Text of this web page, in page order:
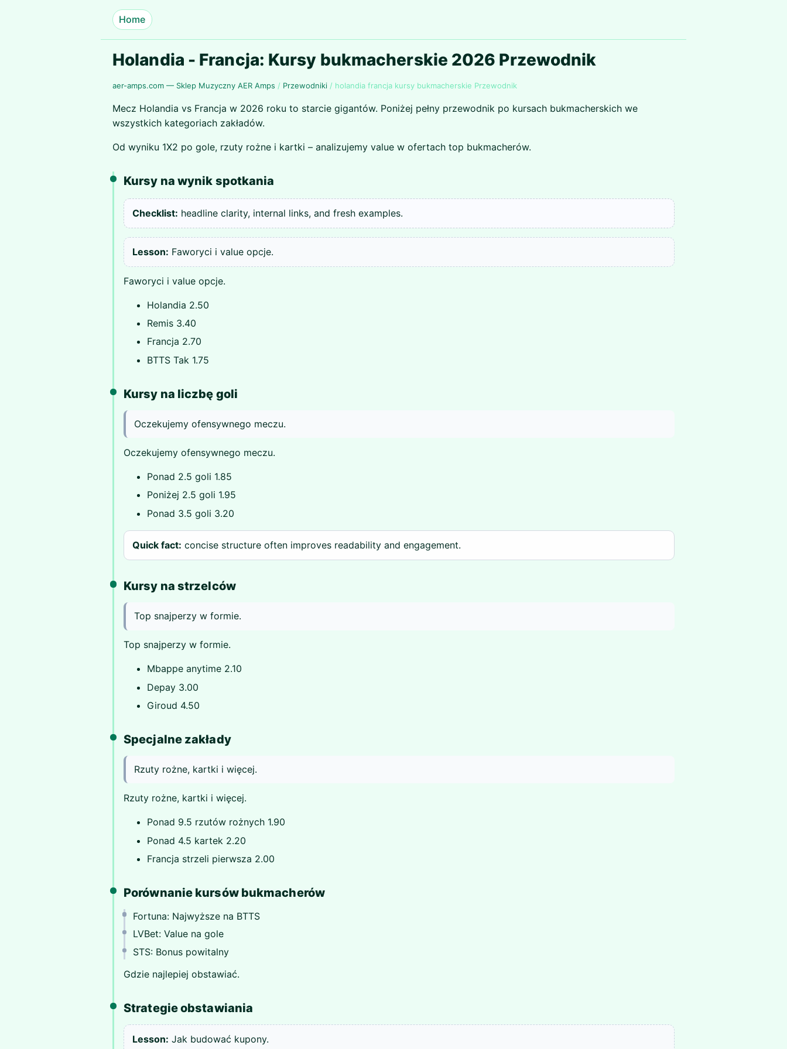
Home
Holandia - Francja: Kursy bukmacherskie 2026 Przewodnik
aer-amps.com — Sklep Muzyczny AER Amps / Przewodniki / holandia francja kursy bukmacherskie Przewodnik
Mecz Holandia vs Francja w 2026 roku to starcie gigantów. Poniżej pełny przewodnik po kursach bukmacherskich we
wszystkich kategoriach zakładów.
Od wyniku 1X2 po gole, rzuty rożne i kartki – analizujemy value w ofertach top bukmacherów.
Kursy na wynik spotkania
Checklist: headline clarity, internal links, and fresh examples.
Lesson: Faworyci i value opcje.
Faworyci i value opcje.
Holandia 2.50
Remis 3.40
Francja 2.70
BTTS Tak 1.75
Kursy na liczbę goli
Oczekujemy ofensywnego meczu.
Oczekujemy ofensywnego meczu.
Ponad 2.5 goli 1.85
Poniżej 2.5 goli 1.95
Ponad 3.5 goli 3.20
Quick fact: concise structure often improves readability and engagement.
Kursy na strzelców
Top snajperzy w formie.
Top snajperzy w formie.
Mbappe anytime 2.10
Depay 3.00
Giroud 4.50
Specjalne zakłady
Rzuty rożne, kartki i więcej.
Rzuty rożne, kartki i więcej.
Ponad 9.5 rzutów rożnych 1.90
Ponad 4.5 kartek 2.20
Francja strzeli pierwsza 2.00
Porównanie kursów bukmacherów
Fortuna: Najwyższe na BTTS
LVBet: Value na gole
STS: Bonus powitalny
Gdzie najlepiej obstawiać.
Strategie obstawiania
Lesson: Jak budować kupony.